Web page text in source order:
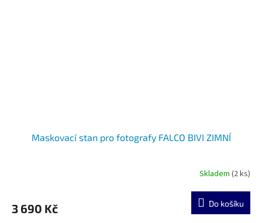
Maskovací stan pro fotografy FALCO BIVI ZIMNÍ
Skladem (2 ks)
3 690 Kč Do košíku